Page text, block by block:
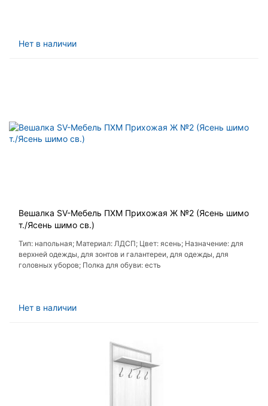
Нет в наличии
Вешалка SV-Мебель ПХМ Прихожая Ж №2 (Ясень шимо
т./Ясень шимо св.)
Тип: напольная; Материал: ЛДСП; Цвет: ясень; Назначение: для
верхней одежды, для зонтов и галантереи, для одежды, для
головных уборов; Полка для обуви: есть
Нет в наличии